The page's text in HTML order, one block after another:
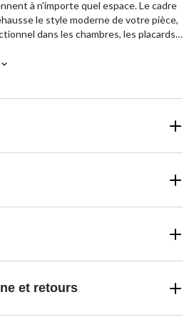
à n'importe quel espace. Le cadre
le style moderne de votre pièce,
dans les chambres, les placards
et retours